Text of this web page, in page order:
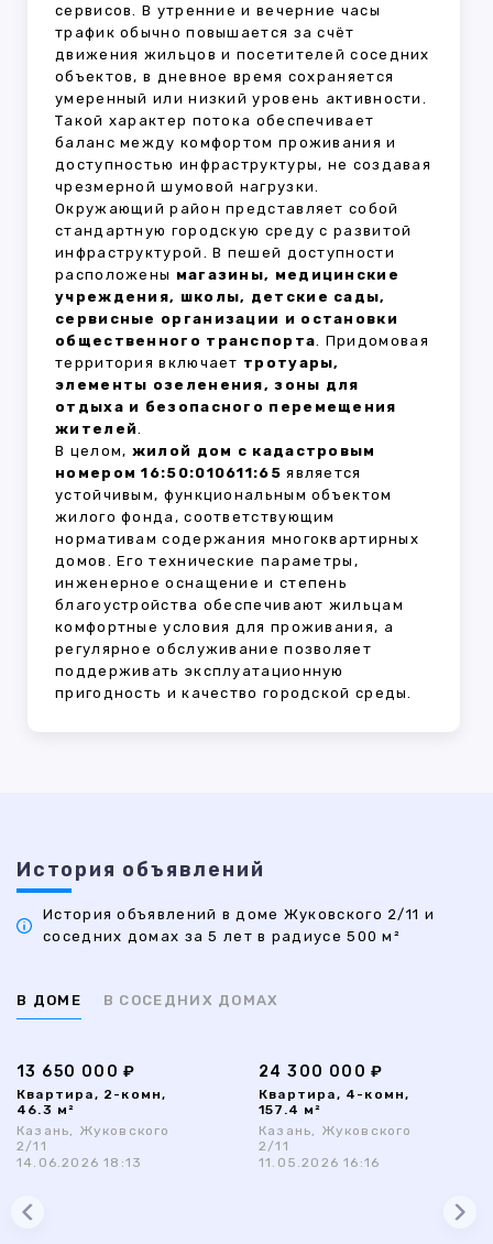
сервисов. В утренние и вечерние часы
трафик обычно повышается за счёт
движения жильцов и посетителей соседних
объектов, в дневное время сохраняется
умеренный или низкий уровень активности.
Такой характер потока обеспечивает
баланс между комфортом проживания и
доступностью инфраструктуры, не создавая
чрезмерной шумовой нагрузки.
Окружающий район представляет собой
стандартную городскую среду с развитой
инфраструктурой. В пешей доступности
расположены магазины, медицинские
учреждения, школы, детские сады,
сервисные организации и остановки
общественного транспорта. Придомовая
территория включает тротуары,
элементы озеленения, зоны для
отдыха и безопасного перемещения
жителей.
В целом, жилой дом с кадастровым
номером 16:50:010611:65 является
устойчивым, функциональным объектом
жилого фонда, соответствующим
нормативам содержания многоквартирных
домов. Его технические параметры,
инженерное оснащение и степень
благоустройства обеспечивают жильцам
комфортные условия для проживания, а
регулярное обслуживание позволяет
поддерживать эксплуатационную
пригодность и качество городской среды.
История объявлений
История объявлений в доме Жуковского 2/11 и
соседних домах за 5 лет в радиусе 500 м²
В ДОМЕ В СОСЕДНИХ ДОМАХ
13 650 000 ₽
Квартира, 2-комн,
46.3 м²
Казань, Жуковского
2/11
14.06.2026 18:13
24 300 000 ₽
Квартира, 4-комн,
157.4 м²
Казань, Жуковского
2/11
11.05.2026 16:16